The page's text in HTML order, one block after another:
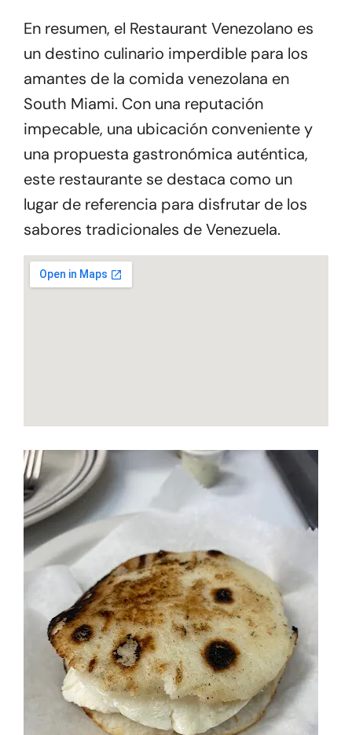
En resumen, el Restaurant Venezolano es
un destino culinario imperdible para los
amantes de la comida venezolana en
South Miami. Con una reputación
impecable, una ubicación conveniente y
una propuesta gastronómica auténtica,
este restaurante se destaca como un
lugar de referencia para disfrutar de los
sabores tradicionales de Venezuela.